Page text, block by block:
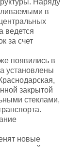
Наряду
в
ведется
за счет
появились в
установлены
закрытой
стеклами,
новые